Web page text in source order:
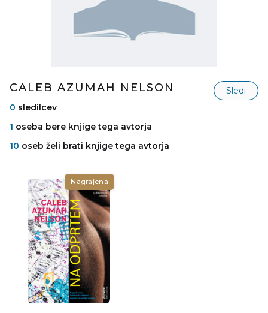
CALEB AZUMAH NELSON
Sledi
0 sledilcev
1 oseba bere knjige tega avtorja
10 oseb želi brati knjige tega avtorja
Nagrajena